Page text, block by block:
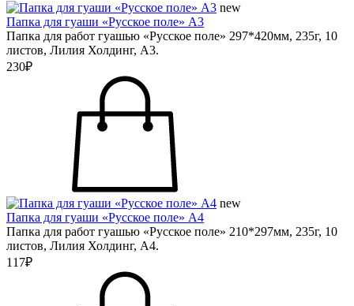
new
Папка для гуаши «Русское поле» А3
Папка для работ гуашью «Русское поле» 297*420мм, 235г, 10
листов, Лилия Холдинг, А3.
230₽
new
Папка для гуаши «Русское поле» А4
Папка для работ гуашью «Русское поле» 210*297мм, 235г, 10
листов, Лилия Холдинг, А4.
117₽